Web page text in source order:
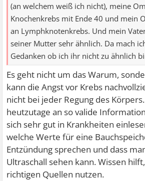
(an welchem weiß ich nicht), meine
Knochenkrebs mit Ende 40 und mein
an Lymphknotenkrebs. Und mein
seiner Mutter sehr ähnlich. Da mach
Gedanken ob ich ihr nicht zu ähnlich
Es geht nicht um das Warum,
kann die Angst vor Krebs
nicht bei jeder Regung des
heutzutage an so valide
sich sehr gut in Krankheiten
welche Werte für eine
Entzündung sprechen und dass
Ultraschall sehen kann. Wissen
richtigen Quellen nutzen.